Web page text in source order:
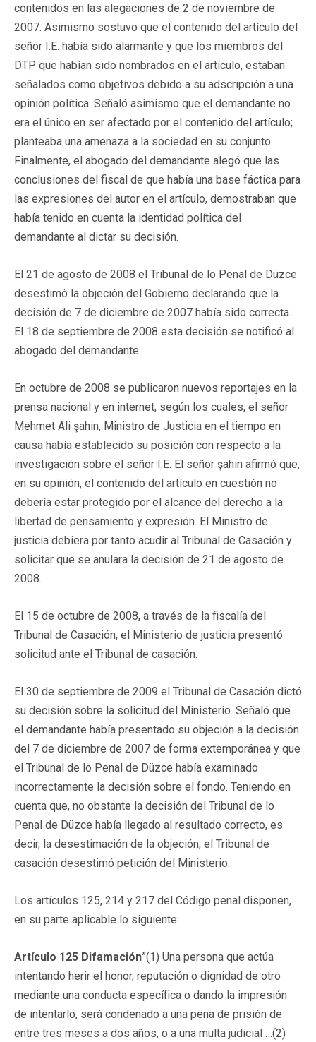
contenidos en las alegaciones de 2 de noviembre de
2007. Asimismo sostuvo que el contenido del artículo del
señor I.E. había sido alarmante y que los miembros del
DTP que habían sido nombrados en el artículo, estaban
señalados como objetivos debido a su adscripción a una
opinión política. Señaló asimismo que el demandante no
era el único en ser afectado por el contenido del artículo;
planteaba una amenaza a la sociedad en su conjunto.
Finalmente, el abogado del demandante alegó que las
conclusiones del fiscal de que había una base fáctica para
las expresiones del autor en el artículo, demostraban que
había tenido en cuenta la identidad política del
demandante al dictar su decisión.
El 21 de agosto de 2008 el Tribunal de lo Penal de Düzce
desestimó la objeción del Gobierno declarando que la
decisión de 7 de diciembre de 2007 había sido correcta.
El 18 de septiembre de 2008 esta decisión se notificó al
abogado del demandante.
En octubre de 2008 se publicaron nuevos reportajes en la
prensa nacional y en internet, según los cuales, el señor
Mehmet Ali şahin, Ministro de Justicia en el tiempo en
causa había establecido su posición con respecto a la
investigación sobre el señor I.E. El señor şahin afirmó que,
en su opinión, el contenido del artículo en cuestión no
debería estar protegido por el alcance del derecho a la
libertad de pensamiento y expresión. El Ministro de
justicia debiera por tanto acudir al Tribunal de Casación y
solicitar que se anulara la decisión de 21 de agosto de
2008.
El 15 de octubre de 2008, a través de la fiscalía del
Tribunal de Casación, el Ministerio de justicia presentó
solicitud ante el Tribunal de casación.
El 30 de septiembre de 2009 el Tribunal de Casación dictó
su decisión sobre la solicitud del Ministerio. Señaló que
el demandante había presentado su objeción a la decisión
del 7 de diciembre de 2007 de forma extemporánea y que
el Tribunal de lo Penal de Düzce había examinado
incorrectamente la decisión sobre el fondo. Teniendo en
cuenta que, no obstante la decisión del Tribunal de lo
Penal de Düzce había llegado al resultado correcto, es
decir, la desestimación de la objeción, el Tribunal de
casación desestimó petición del Ministerio.
Los artículos 125, 214 y 217 del Código penal disponen,
en su parte aplicable lo siguiente:
Artículo 125 Difamación”(1) Una persona que actúa
intentando herir el honor, reputación o dignidad de otro
mediante una conducta específica o dando la impresión
de intentarlo, será condenado a una pena de prisión de
entre tres meses a dos años, o a una multa judicial …(2)